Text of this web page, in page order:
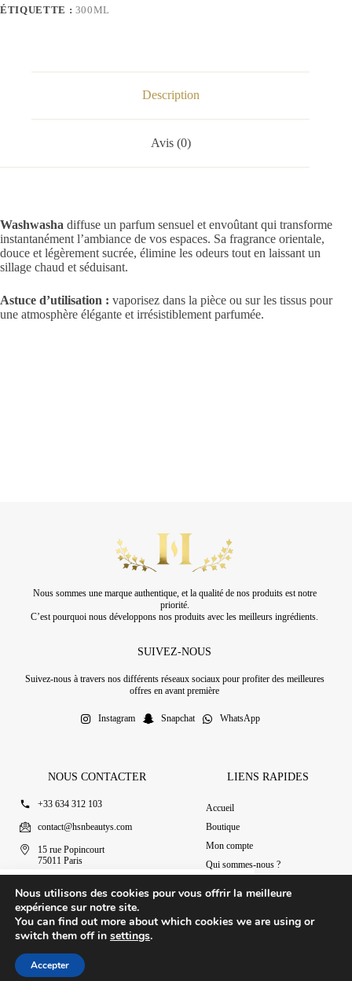
ÉTIQUETTE : 300ML
Description
Avis (0)
Washwasha diffuse un parfum sensuel et envoûtant qui transforme
instantanément l’ambiance de vos espaces. Sa fragrance orientale,
douce et légèrement sucrée, élimine les odeurs tout en laissant un
sillage chaud et séduisant.
Astuce d’utilisation : vaporisez dans la pièce ou sur les tissus pour
une atmosphère élégante et irrésistiblement parfumée.
Nous sommes une marque authentique, et la qualité de nos produits est notre
priorité.
C’est pourquoi nous développons nos produits avec les meilleurs ingrédients.
SUIVEZ-NOUS
Suivez-nous à travers nos différents réseaux sociaux pour profiter des meilleures
offres en avant première
Instagram Snapchat WhatsApp
NOUS CONTACTER
+33 634 312 103
contact@hsnbeautys.com
15 rue Popincourt
75011 Paris
LIENS RAPIDES
Accueil
Boutique
Mon compte
Qui sommes-nous ?
Nous utilisons des cookies pour vous offrir la meilleure
expérience sur notre site.
You can find out more about which cookies we are using or
switch them off in settings.
Accepter
Désodorisant Washwasha
4.90€
Ajouter au panier
Accueil